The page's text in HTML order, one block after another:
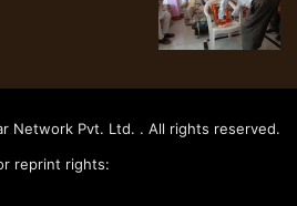
Network Pvt. Ltd. . All rights reserved.
reprint rights: